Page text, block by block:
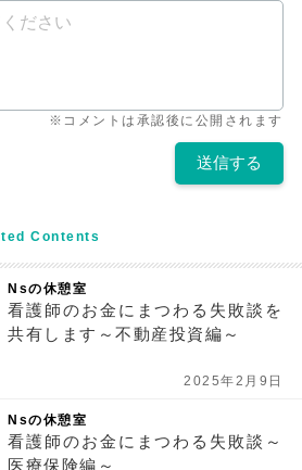
※コメントは承認後に公開されます
Nsの休憩室
看護師のお金にまつわる失敗談を
共有します～不動産投資編～
2025年2月9日
Nsの休憩室
看護師のお金にまつわる失敗談～
医療保険編～